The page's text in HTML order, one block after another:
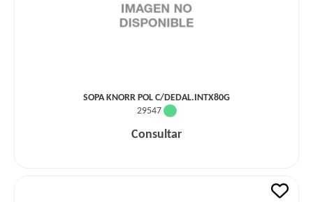
SOPA KNORR POL C/DEDAL.INTX80G
29547
Consultar